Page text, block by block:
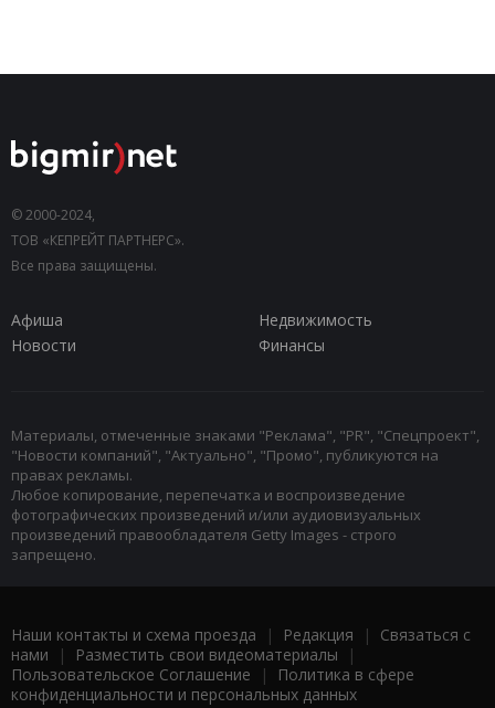
© 2000-2024,
ТОВ «КЕПРЕЙТ ПАРТНЕРС».
Все права защищены.
Афиша
Недвижимость
Новости
Финансы
Материалы, отмеченные знаками "Реклама", "PR", "Спецпроект",
"Новости компаний", "Актуально", "Промо", публикуются на
правах рекламы.
Любое копирование, перепечатка и воспроизведение
фотографических произведений и/или аудиовизуальных
произведений правообладателя Getty Images - строго
запрещено.
Наши контакты и схема проезда | Редакция | Связаться с
нами | Разместить свои видеоматериалы |
Пользовательское Соглашение |
Политика в сфере
конфиденциальности и персональных данных